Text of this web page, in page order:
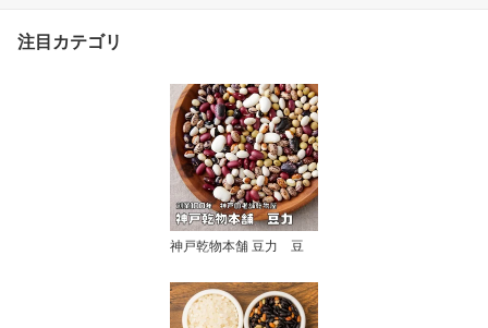
注目カテゴリ
神戸乾物本舗 豆力 豆